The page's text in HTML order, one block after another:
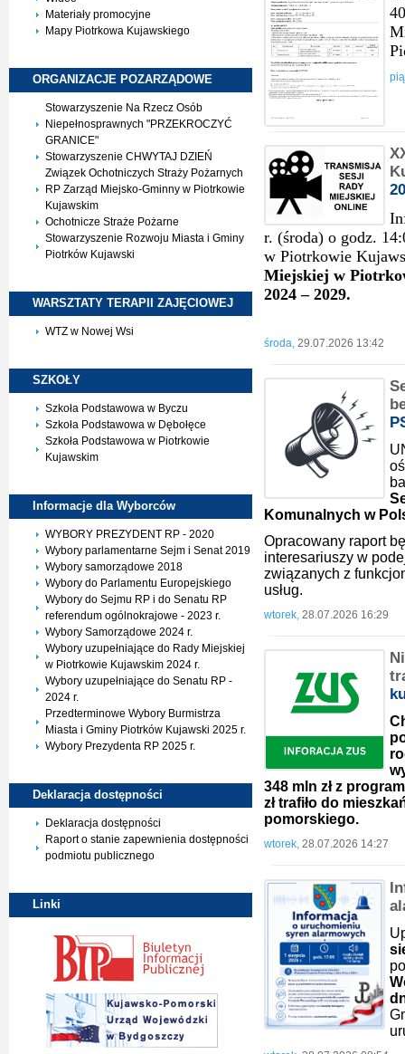
Materiały promocyjne
Mapy Piotrkowa Kujawskiego
ORGANIZACJE POZARZĄDOWE
Stowarzyszenie Na Rzecz Osób
Niepełnosprawnych "PRZEKROCZYĆ
GRANICE"
Stowarzyszenie CHWYTAJ DZIEŃ
Związek Ochotniczych Straży Pożarnych
RP Zarząd Miejsko-Gminny w Piotrkowie
Kujawskim
Ochotnicze Straże Pożarne
Stowarzyszenie Rozwoju Miasta i Gminy
Piotrków Kujawski
WARSZTATY TERAPII ZAJĘCIOWEJ
WTZ w Nowej Wsi
SZKOŁY
Szkoła Podstawowa w Byczu
Szkoła Podstawowa w Dębołęce
Szkoła Podstawowa w Piotrkowie
Kujawskim
Informacje dla Wyborców
WYBORY PREZYDENT RP - 2020
Wybory parlamentarne Sejm i Senat 2019
Wybory samorządowe 2018
Wybory do Parlamentu Europejskiego
Wybory do Sejmu RP i do Senatu RP
referendum ogólnokrajowe - 2023 r.
Wybory Samorządowe 2024 r.
Wybory uzupełniające do Rady Miejskiej
w Piotrkowie Kujawskim 2024 r.
Wybory uzupełniające do Senatu RP -
2024 r.
Przedterminowe Wybory Burmistrza
Miasta i Gminy Piotrków Kujawski 2025 r.
Wybory Prezydenta RP 2025 r.
Deklaracja dostępności
Deklaracja dostępności
Raport o stanie zapewnienia dostępności
podmiotu publicznego
Linki
r. (środa) o godz.
w Piotrkowie
Miejskiej w
2024 – 2029.
środa, 29.07.2026 13:42
Komunalnych w
Opracowany raport
interesariuszy w
związanych z
usług.
wtorek, 28.07.2026 16:29
348 mln zł z
zł trafiło do
pomorskiego.
wtorek, 28.07.2026 14:27